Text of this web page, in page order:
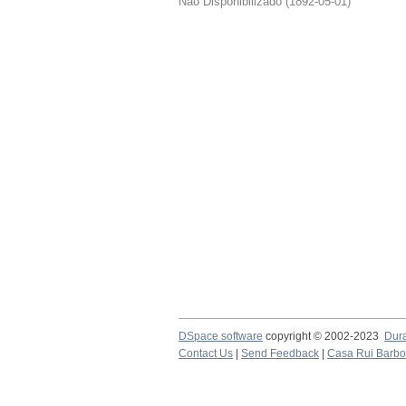
DSpace software copyright © 2002-2023
Contact Us
Send Feedback Casa Rui